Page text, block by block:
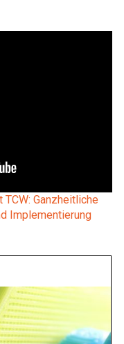
Ganzheitliche
Implementierung